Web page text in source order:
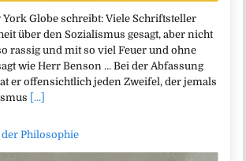
York Globe schreibt: Viele Schriftsteller
über den Sozialismus gesagt, aber nicht
rassig und mit so viel Feuer und ohne
wie Herr Benson … Bei der Abfassung
er offensichtlich jeden Zweifel, der jemals
[...]
Philosophie